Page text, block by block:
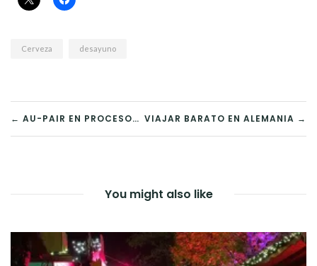
Cerveza desayuno
NAVEGACIÓN
← AU-PAIR EN PROCESO… VIAJAR BARATO EN ALEMANIA →
You might also like